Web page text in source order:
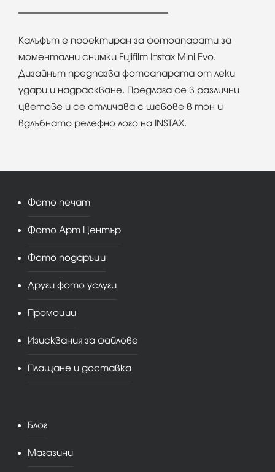
Калъфът е проектиран за фотоапарати за
моментални снимки Fujifilm Instax Mini Evo.
Дизайнът предпазва фотоапарата от леки
удари и надраскване. Предлага се в различни
цветове и се отличава с шевове в тон и
вдлъбнато релефно лого на INSTAX.
Фото печат
Фото Арт Център
Фото подаръци
Други фото услуги
Промоции
Изисквания за файлове
Плащане и доставка
Блог
Магазини